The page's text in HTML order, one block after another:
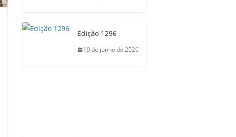
Edição 1296
19 de junho de 2026